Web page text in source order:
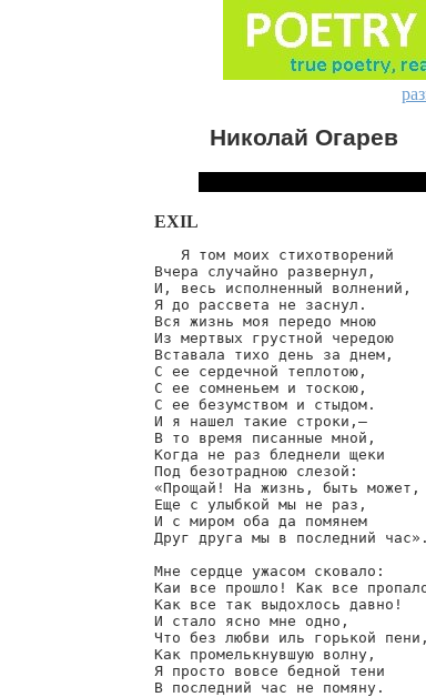
Николай Огарев
EXIL
   Я том моих стихотворений
Вчера случайно развернул,
И, весь исполненный волнений,
Я до рассвета не заснул.
Вся жизнь моя передо мною
Из мертвых грустной чередою
Вставала тихо день за днем,
С ее сердечной теплотою,
С ее сомненьем и тоскою,
С ее безумством и стыдом.
И я нашел такие строки,—
В то время писанные мной,
Когда не раз бледнели щеки
Под безотрадною слезой:
«Прощай! На жизнь, быть может,
Еще с улыбкой мы не раз,
И с миром оба да помянем
Друг друга мы в последний час».
Мне сердце ужасом сковало:
Каи все прошло! Как все
Как все так выдохлось давно!
И стало ясно мне одно,
Что без любви иль горькой пени,
Как промелькнувшую волну,
Я просто вовсе бедной тени
В последний час не помяну.